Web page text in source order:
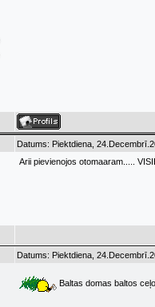
Datums: Piektdiena,
Arii pievienojos otomaaram.....
Datums: Piektdiena,
Baltas domas baltos